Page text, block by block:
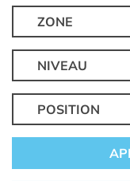
ZONE
NIVEAU
POSITION